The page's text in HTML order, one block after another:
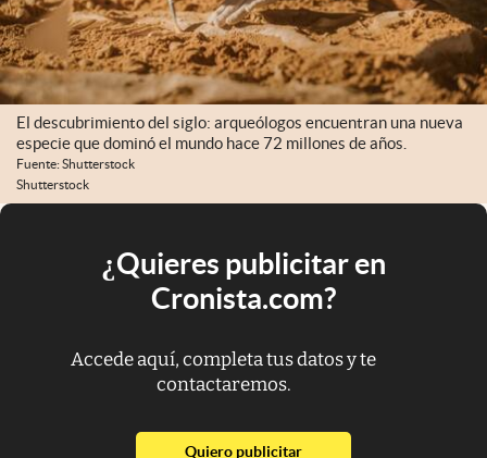
El descubrimiento del siglo: arqueólogos encuentran una nueva
especie que dominó el mundo hace 72 millones de años.
Fuente: Shutterstock
Shutterstock
¿Quieres publicitar en
Cronista.com?
Accede aquí, completa tus datos y te
contactaremos.
Quiero publicitarabre en nueva pestaña